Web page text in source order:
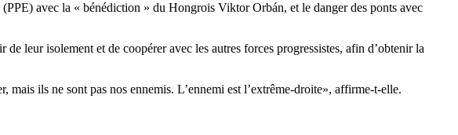
avec la « bénédiction » du Hongrois Viktor Orbán, et le danger des ponts avec
leur isolement et de coopérer avec les autres forces progressistes, afin d’obtenir la
mais ils ne sont pas nos ennemis. L’ennemi est l’extrême-droite», affirme-t-elle.